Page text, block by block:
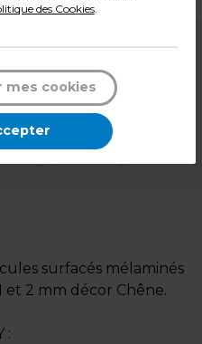
surfacés mélaminés
et 2 mm décor Chêne.
:
des Cookies.
mes cookies